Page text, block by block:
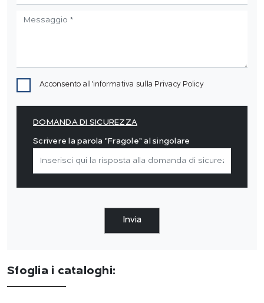
Acconsento all'informativa sulla Privacy Policy
DOMANDA DI SICUREZZA
Scrivere la parola "Fragole" al singolare
Invia
Sfoglia i cataloghi: